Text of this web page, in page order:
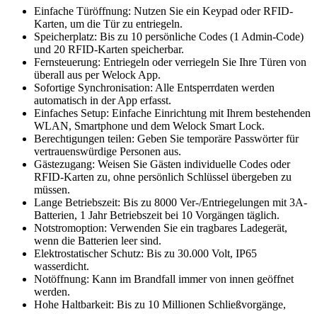
Einfache Türöffnung: Nutzen Sie ein Keypad oder RFID-
Karten, um die Tür zu entriegeln.
Speicherplatz: Bis zu 10 persönliche Codes (1 Admin-Code)
und 20 RFID-Karten speicherbar.
Fernsteuerung: Entriegeln oder verriegeln Sie Ihre Türen von
überall aus per Welock App.
Sofortige Synchronisation: Alle Entsperrdaten werden
automatisch in der App erfasst.
Einfaches Setup: Einfache Einrichtung mit Ihrem bestehenden
WLAN, Smartphone und dem Welock Smart Lock.
Berechtigungen teilen: Geben Sie temporäre Passwörter für
vertrauenswürdige Personen aus.
Gästezugang: Weisen Sie Gästen individuelle Codes oder
RFID-Karten zu, ohne persönlich Schlüssel übergeben zu
müssen.
Lange Betriebszeit: Bis zu 8000 Ver-/Entriegelungen mit 3A-
Batterien, 1 Jahr Betriebszeit bei 10 Vorgängen täglich.
Notstromoption: Verwenden Sie ein tragbares Ladegerät,
wenn die Batterien leer sind.
Elektrostatischer Schutz: Bis zu 30.000 Volt, IP65
wasserdicht.
Notöffnung: Kann im Brandfall immer von innen geöffnet
werden.
Hohe Haltbarkeit: Bis zu 10 Millionen Schließvorgänge,